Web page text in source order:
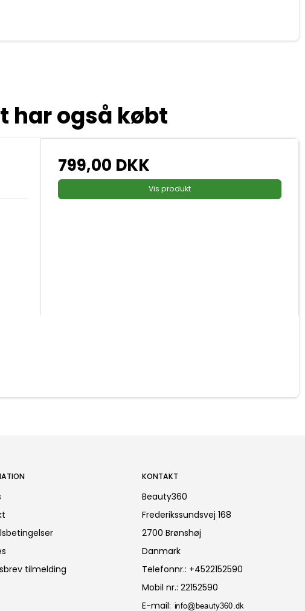
har også købt
799,00 DKK
Vis produkt
tilmelding
KONTAKT
Beauty360
Frederikssundsvej 168
2700 Brønshøj
Danmark
Telefonnr.: +4522152590
Mobil nr.: 22152590
E-mail: